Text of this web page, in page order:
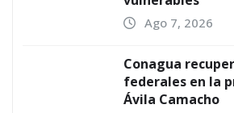
Ago 7, 2026
Conagua
federales en la
Ávila Camacho